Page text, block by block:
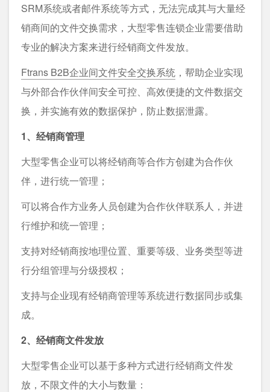
SRM系统或者邮件系统等方式，无法完成其与大量经
销商间的文件交换需求，大型零售连锁企业需要借助
专业的解决方案来进行经销商文件发放。
Ftrans B2B企业间⽂件安全交换系统 ，帮助企业实现
与外部合作伙伴间安全可控、高效便捷的⽂件数据交
换，并实施有效的数据保护，防止数据泄露。
1、经销商管理
大型零售企业可以将经销商等合作⽅创建为合作伙
伴，进⾏统⼀管理；
可以将合作⽅业务⼈员创建为合作伙伴联系⼈，并进
⾏维护和统⼀管理；
⽀持对经销商按地理位置、重要等级、业务类型等进
⾏分组管理与分级授权；
⽀持与企业现有经销商管理等系统进⾏数据同步或集
成。
2、经销商文件发放
大型零售企业可以基于多种方式进行经销商文件发
放，不限文件的大小与数量：